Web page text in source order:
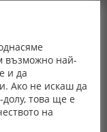
възможно най-
и да
Ако не искаш да
това ще е
на